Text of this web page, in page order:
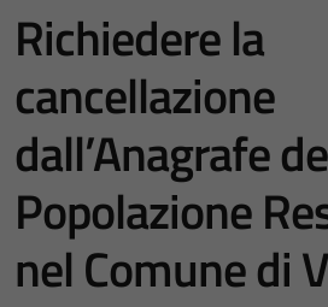
Richiedere la
cancellazione
dall’Anagrafe
Popolazione
nel Comune di